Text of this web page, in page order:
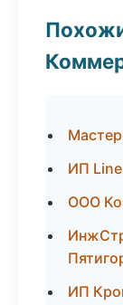
ИП
ООО
ИП